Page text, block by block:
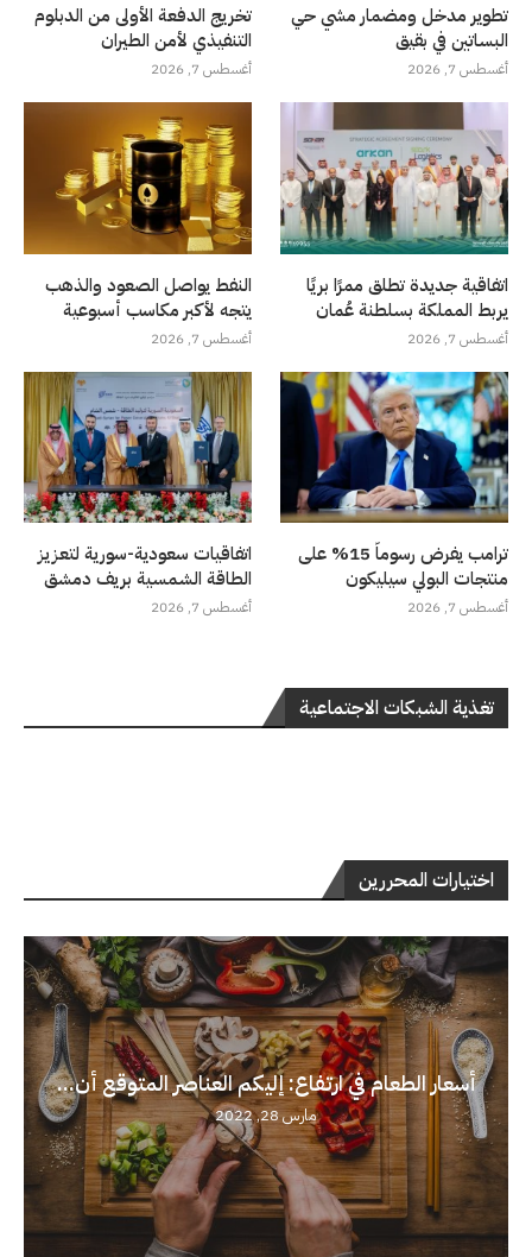
تطوير مدخل ومضمار مشي حي
البساتين في بقيق
أغسطس 7, 2026
تخريج الدفعة الأولى من الدبلوم
التنفيذي لأمن الطيران
أغسطس 7, 2026
اتفاقية جديدة تطلق ممرًا بريًا
يربط المملكة بسلطنة عُمان
أغسطس 7, 2026
النفط يواصل الصعود والذهب
يتجه لأكبر مكاسب أسبوعية
أغسطس 7, 2026
ترامب يفرض رسوماً 15% على
منتجات البولي سيليكون
أغسطس 7, 2026
اتفاقيات سعودية-سورية لتعزيز
الطاقة الشمسية بريف دمشق
أغسطس 7, 2026
تغذية الشبكات الاجتماعية
اختيارات المحررين
أسعار الطعام في ارتفاع: إليكم العناصر المتوقع أن...
مارس 28, 2022